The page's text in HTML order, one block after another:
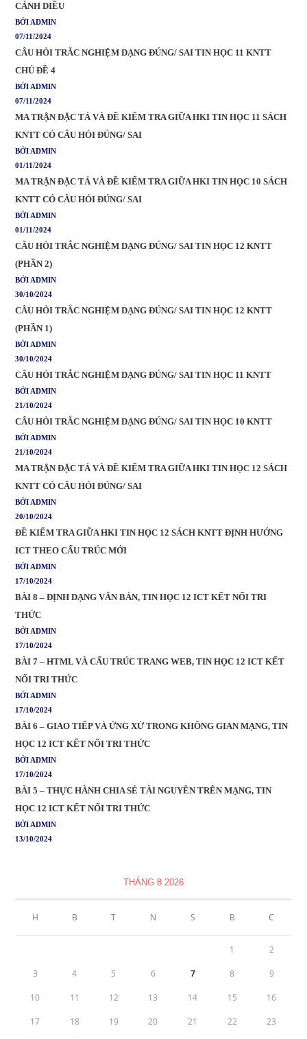
CÁNH DIỀU
BỞI ADMIN
07/11/2024
CÂU HỎI TRẮC NGHIỆM DẠNG ĐÚNG/ SAI TIN HỌC 11 KNTT
CHỦ ĐỀ 4
BỞI ADMIN
07/11/2024
MA TRẬN ĐẶC TẢ VÀ ĐỀ KIỂM TRA GIỮA HKI TIN HỌC 11 SÁCH
KNTT CÓ CÂU HỎI ĐÚNG/ SAI
BỞI ADMIN
01/11/2024
MA TRẬN ĐẶC TẢ VÀ ĐỀ KIỂM TRA GIỮA HKI TIN HỌC 10 SÁCH
KNTT CÓ CÂU HỎI ĐÚNG/ SAI
BỞI ADMIN
01/11/2024
CÂU HỎI TRẮC NGHIỆM DẠNG ĐÚNG/ SAI TIN HỌC 12 KNTT
(PHẦN 2)
BỞI ADMIN
30/10/2024
CÂU HỎI TRẮC NGHIỆM DẠNG ĐÚNG/ SAI TIN HỌC 12 KNTT
(PHẦN 1)
BỞI ADMIN
30/10/2024
CÂU HỎI TRẮC NGHIỆM DẠNG ĐÚNG/ SAI TIN HỌC 11 KNTT
BỞI ADMIN
21/10/2024
CÂU HỎI TRẮC NGHIỆM DẠNG ĐÚNG/ SAI TIN HỌC 10 KNTT
BỞI ADMIN
21/10/2024
MA TRẬN ĐẶC TẢ VÀ ĐỀ KIỂM TRA GIỮA HKI TIN HỌC 12 SÁCH
KNTT CÓ CÂU HỎI ĐÚNG/ SAI
BỞI ADMIN
20/10/2024
ĐỀ KIỂM TRA GIỮA HKI TIN HỌC 12 SÁCH KNTT ĐỊNH HƯỚNG
ICT THEO CẤU TRÚC MỚI
BỞI ADMIN
17/10/2024
BÀI 8 – ĐỊNH DẠNG VĂN BẢN, TIN HỌC 12 ICT KẾT NỐI TRI
THỨC
BỞI ADMIN
17/10/2024
BÀI 7 – HTML VÀ CẤU TRÚC TRANG WEB, TIN HỌC 12 ICT KẾT
NỐI TRI THỨC
BỞI ADMIN
17/10/2024
BÀI 6 – GIAO TIẾP VÀ ỨNG XỬ TRONG KHÔNG GIAN MẠNG, TIN
HỌC 12 ICT KẾT NỐI TRI THỨC
BỞI ADMIN
17/10/2024
BÀI 5 – THỰC HÀNH CHIA SẺ TÀI NGUYÊN TRÊN MẠNG, TIN
HỌC 12 ICT KẾT NỐI TRI THỨC
BỞI ADMIN
13/10/2024
THÁNG 8 2026
H B T N S B C
1 2
3 4 5 6 7 8 9
10 11 12 13 14 15 16
17 18 19 20 21 22 23